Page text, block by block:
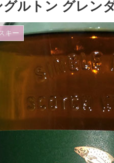
グルトン グレン
キー